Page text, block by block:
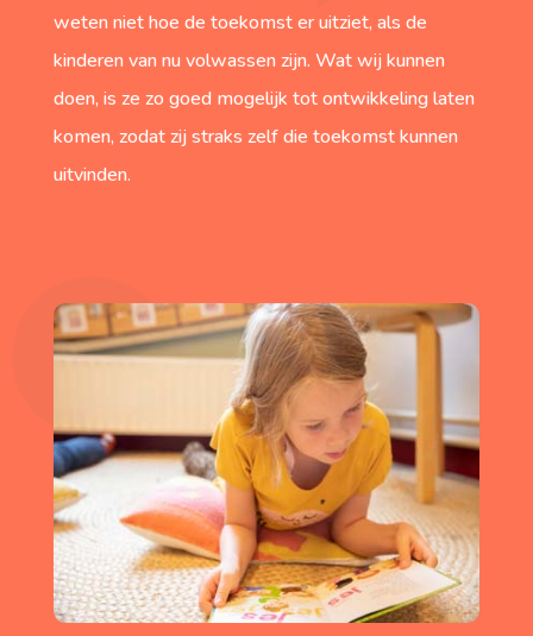
weten niet hoe de toekomst er uitziet, als de
kinderen van nu volwassen zijn. Wat wij kunnen
doen, is ze zo goed mogelijk tot ontwikkeling laten
komen, zodat zij straks zelf die toekomst kunnen
uitvinden.